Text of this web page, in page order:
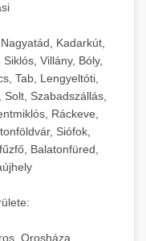
Kadarkút,
Villány, Bóly,
Tab, Lengyeltóti,
Szabadszállás,
Ráckeve,
Siófok,
Balatonfüred,
Orosháza,